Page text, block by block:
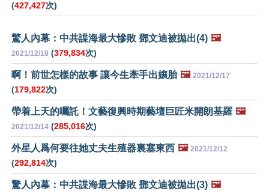
(427,427次)
驚人內幕：中共諜海最大慘敗 鄧文迪被拋出(4) 🖼️
2021/12/18 (379,834次)
啊！前世怎樣的故事 讓今生牽手出孃胎 🖼️ 2021/12/17
(179,822次)
帶着上天的囑託！文藝復興時期藝壇巨匠米開朗基羅 🖼️
2021/12/14 (285,016次)
外星人爲何要往她丈夫生殖器裏塞東西 🖼️ 2021/12/12
(292,814次)
驚人內幕：中共諜海最大慘敗 鄧文迪被拋出(3) 🖼️